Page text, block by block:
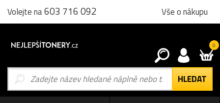
Volejte na603 716 092 Vše o nákupu
0